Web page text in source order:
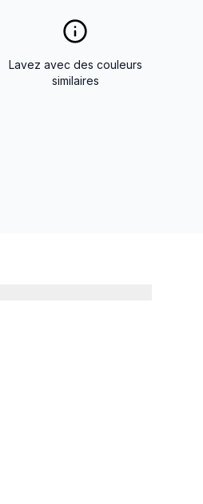
Lavez avec des couleurs
similaires